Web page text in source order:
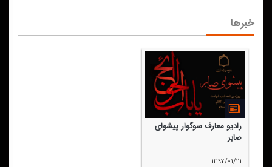
خبرها
رادیو معارف سوگوار پیشوای
صابر
۱۳۹۷/۰۱/۲۱